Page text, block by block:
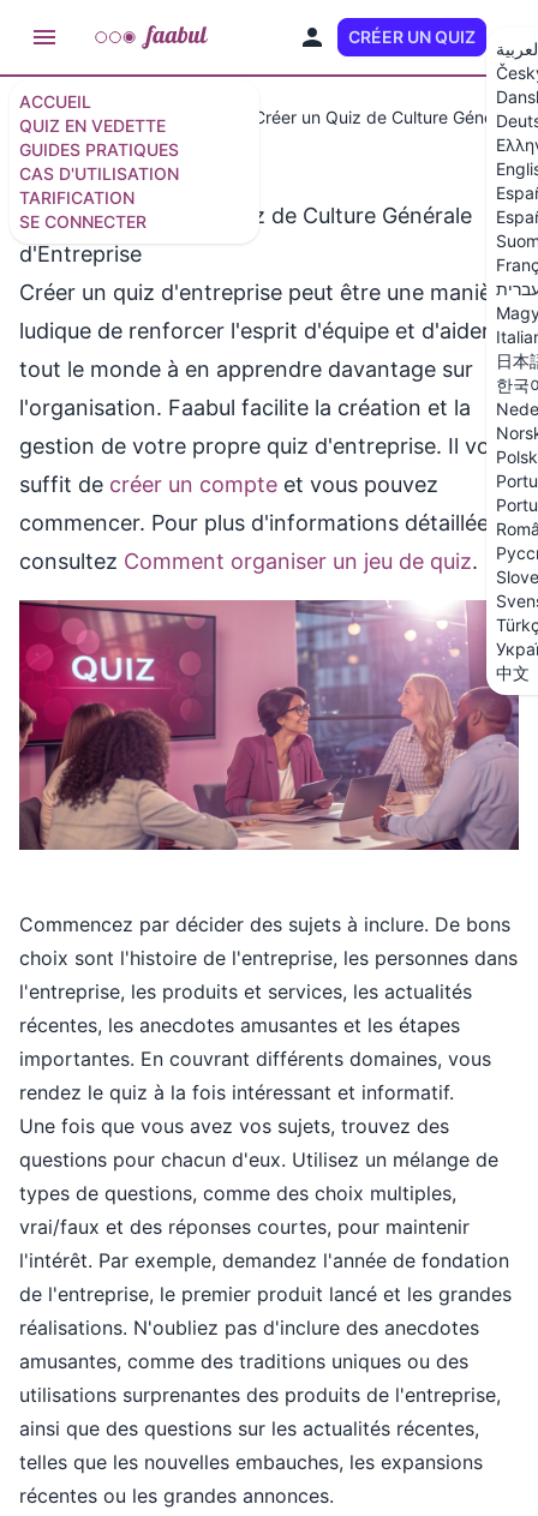
ACCUEIL
QUIZ EN VEDETTE
GUIDES PRATIQUES
CAS D'UTILISATION
TARIFICATION
SE CONNECTER
CRÉER UN QUIZ
日本
한국
中文
Cas d'utilisation Comment Créer un Quiz de Culture
Comment Créer un Quiz de Culture Générale
d'Entreprise
Créer un quiz d'entreprise peut être une manière
ludique de renforcer l'esprit d'équipe et d'aider
tout le monde à en apprendre davantage sur
l'organisation. Faabul facilite la création et la
gestion de votre propre quiz d'entreprise. Il vous
suffit de créer un compte et vous pouvez
commencer. Pour plus d'informations détaillées,
consultez Comment organiser un jeu de quiz.
Commencez par décider des sujets à inclure. De bons
choix sont l'histoire de l'entreprise, les personnes dans
l'entreprise, les produits et services, les actualités
récentes, les anecdotes amusantes et les étapes
importantes. En couvrant différents domaines, vous
rendez le quiz à la fois intéressant et informatif.
Une fois que vous avez vos sujets, trouvez des
questions pour chacun d'eux. Utilisez un mélange de
types de questions, comme des choix multiples,
vrai/faux et des réponses courtes, pour maintenir
l'intérêt. Par exemple, demandez l'année de fondation
de l'entreprise, le premier produit lancé et les grandes
réalisations. N'oubliez pas d'inclure des anecdotes
amusantes, comme des traditions uniques ou des
utilisations surprenantes des produits de l'entreprise,
ainsi que des questions sur les actualités récentes,
telles que les nouvelles embauches, les expansions
récentes ou les grandes annonces.